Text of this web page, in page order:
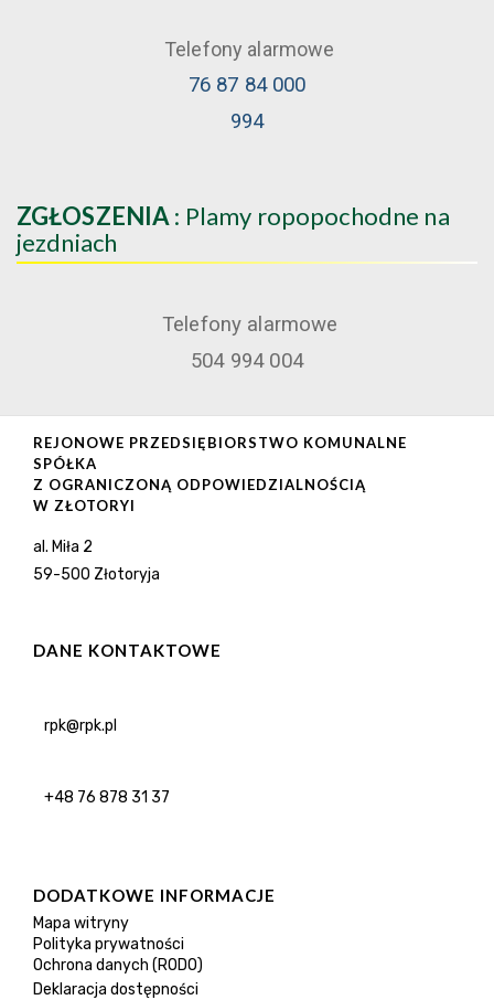
Telefony alarmowe
76 87 84 000
994
ZGŁOSZENIA : Plamy ropopochodne na
jezdniach
Telefony alarmowe
504 994 004
REJONOWE PRZEDSIĘBIORSTWO KOMUNALNE
SPÓŁKA
Z OGRANICZONĄ ODPOWIEDZIALNOŚCIĄ
W ZŁOTORYI
al. Miła 2
59-500 Złotoryja
DANE KONTAKTOWE
rpk@rpk.pl
+48 76 878 31 37
DODATKOWE INFORMACJE
Mapa witryny
Polityka prywatności
Ochrona danych (RODO)
Deklaracja dostępności